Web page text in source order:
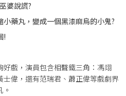
婆說謊?
小藥丸，變成一個黑漆麻烏的小鬼?
!
好戲，演員包含相聲鐵三角：馮翊
士偉，還有范瑞君、蕭正偉等戲劇界